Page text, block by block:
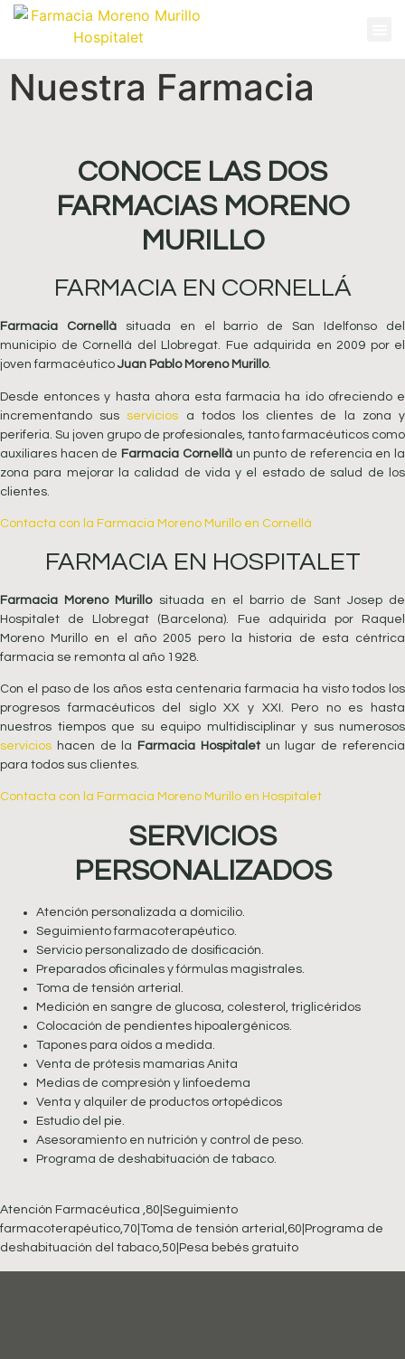
Nuestra Farmacia
CONOCE LAS DOS
FARMACIAS MORENO
MURILLO
FARMACIA EN CORNELLÁ
Farmacia Cornellàsituada en el barrio de San Idelfonso del
municipio de Cornellà del Llobregat. Fue adquirida en 2009 por el
joven farmacéutico Juan Pablo Moreno Murillo.
Desde entonces y hasta ahora esta farmacia ha ido ofreciendo e
incrementando sus servicios a todos los clientes de la zona y
periferia. Su joven grupo de profesionales, tanto farmacéuticos como
auxiliares hacen de Farmacia Cornellàun punto de referencia en la
zona para mejorar la calidad de vida y el estado de salud de los
clientes.
Contacta con la Farmacia Moreno Murillo en Cornellá
FARMACIA EN HOSPITALET
Farmacia Moreno Murillosituada en el barrio de Sant Josep de
Hospitalet de Llobregat (Barcelona). Fue adquirida por Raquel
Moreno Murillo en el año 2005 pero la historia de esta céntrica
farmacia se remonta al año 1928.
Con el paso de los años esta centenaria farmacia ha visto todos los
progresos farmacéuticos del siglo XX y XXI. Pero no es hasta
nuestros tiempos que su equipo multidisciplinar y sus numerosos
servicios hacen de la Farmacia Hospitaletun lugar de referencia
para todos sus clientes.
Contacta con la Farmacia Moreno Murillo en Hospitalet
SERVICIOS
PERSONALIZADOS
Atención personalizada a domicilio.
Seguimiento farmacoterapéutico.
Servicio personalizado de dosificación.
Preparados oficinales y fórmulas magistrales.
Toma de tensión arterial.
Medición en sangre de glucosa, colesterol, triglicéridos
Colocación de pendientes hipoalergénicos.
Tapones para oídos a medida.
Venta de prótesis mamarias Anita
Medias de compresión y linfoedema
Venta y alquiler de productos ortopédicos
Estudio del pie.
Asesoramiento en nutrición y control de peso.
Programa de deshabituación de tabaco.
Atención Farmacéutica ,80|Seguimiento
farmacoterapéutico,70|Toma de tensión arterial,60|Programa de
deshabituación del tabaco,50|Pesa bebés gratuito